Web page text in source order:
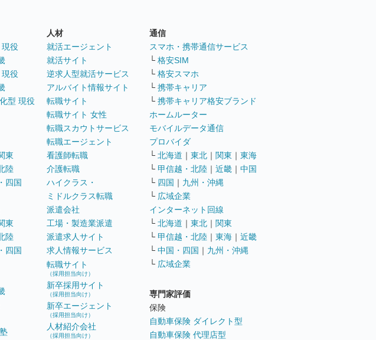
現役
現役
型 現役
東
陸
四国
東
陸
四国
人材
就活エージェント
就活サイト
逆求人型就活サービス
アルバイト情報サイト
転職サイト
転職サイト 女性
転職スカウトサービス
転職エージェント
看護師転職
介護転職
ハイクラス・
ミドルクラス転職
派遣会社
工場・製造業派遣
派遣求人サイト
求人情報サービス
転職サイト
（採用担当向け）
新卒採用サイト
（採用担当向け）
新卒エージェント
（採用担当向け）
人材紹介会社
（採用担当向け）
通信
スマホ・携帯通信サービス
└ 格安SIM
└ 格安スマホ
└ 携帯キャリア
└ 携帯キャリア格安ブランド
ホームルーター
モバイルデータ通信
プロバイダ
└ 北海道 ｜ 東北 ｜ 関東 ｜ 東海
└ 甲信越・北陸 ｜ 近畿 ｜ 中国
└ 四国 ｜ 九州・沖縄
└ 広域企業
インターネット回線
└ 北海道 ｜ 東北 ｜ 関東
└ 甲信越・北陸 ｜ 東海 ｜ 近畿
└ 中国・四国 ｜ 九州・沖縄
└ 広域企業
専門家評価
保険
自動車保険 ダイレクト型
自動車保険 代理店型